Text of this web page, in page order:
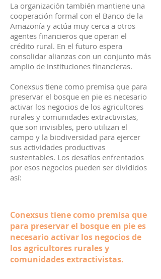
La organización también mantiene una
cooperación formal con el Banco de la
Amazonía y actúa muy cerca a otros
agentes financieros que operan el
crédito rural. En el futuro espera
consolidar alianzas con un conjunto más
amplio de instituciones financieras.
Conexsus tiene como premisa que para
preservar el bosque en pie es necesario
activar los negocios de los agricultores
rurales y comunidades extractivistas,
que son invisibles, pero utilizan el
campo y la biodiversidad para ejercer
sus actividades productivas
sustentables. Los desafíos enfrentados
por esos negocios pueden ser divididos
así:
Conexsus tiene como premisa que
para preservar el bosque en pie es
necesario activar los negocios de
los agricultores rurales y
comunidades extractivistas.